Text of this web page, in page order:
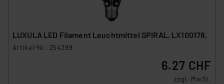
LUXULA LED Filament Leuchtmittel SPIRAL, LX100178,
Artikel-Nr. 254299
6.27 CHF
zzgl. MwSt.